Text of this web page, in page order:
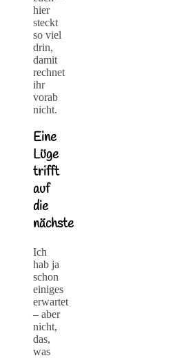
hier
steckt
so viel
drin,
damit
rechnet
ihr
vorab
nicht.
Eine
Lüge
trifft
auf
die
nächste
Ich
hab ja
schon
einiges
erwartet
– aber
nicht,
das,
was